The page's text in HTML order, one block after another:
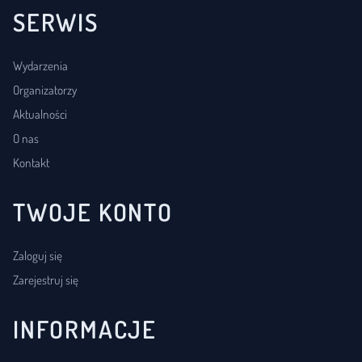
SERWIS
Wydarzenia
Organizatorzy
Aktualności
O nas
Kontakt
TWOJE KONTO
Zaloguj się
Zarejestruj się
INFORMACJE